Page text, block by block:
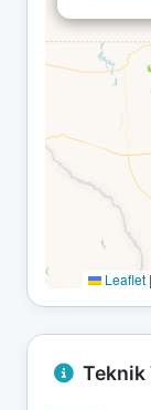
Leaflet |
Teknik